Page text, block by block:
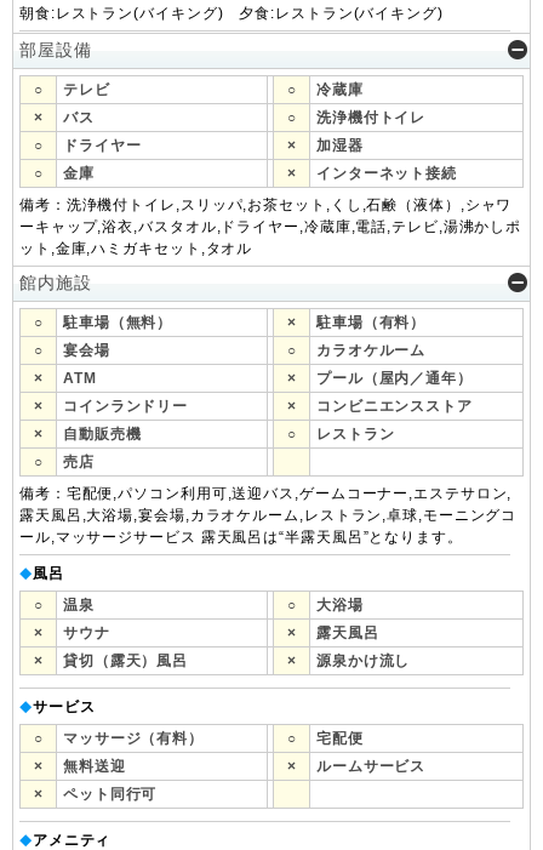
朝食:レストラン(バイキング) 夕食:レストラン(バイキング)
部屋設備
○ テレビ ○
冷蔵庫
×
バス ○
洗浄機付トイレ
○
ドライヤー ×
加湿器
○
金庫 ×
インターネット接続
備考：洗浄機付トイレ,スリッパ,お茶セット,くし,石鹸（液体）,シャワ
ーキャップ,浴衣,バスタオル,ドライヤー,冷蔵庫,電話,テレビ,湯沸かしポ
ット,金庫,ハミガキセット,タオル
館内施設
○ 駐車場（無料） ×
駐車場（有料）
○
宴会場 ○
カラオケルーム
×
ATM ×
プール（屋内／通年）
×
コインランドリー ×
コンビニエンスストア
×
自動販売機 ○
レストラン
○
売店
備考：宅配便,パソコン利用可,送迎バス,ゲームコーナー,エステサロン,
露天風呂,大浴場,宴会場,カラオケルーム,レストラン,卓球,モーニングコ
ール,マッサージサービス 露天風呂は“半露天風呂”となります。
◆風呂
○
温泉 ○
大浴場
×
サウナ ×
露天風呂
×
貸切（露天）風呂 × 源泉かけ流し
◆サービス
○
マッサージ（有料） ○
宅配便
×
無料送迎 ×
ルームサービス
×
ペット同行可
◆アメニティ